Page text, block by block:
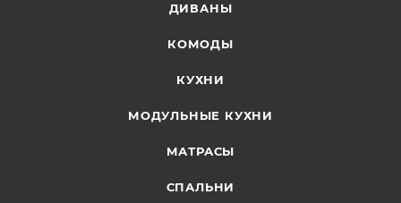
ДИВАНЫ
КОМОДЫ
КУХНИ
МОДУЛЬНЫЕ КУХНИ
МАТРАСЫ
СПАЛЬНИ